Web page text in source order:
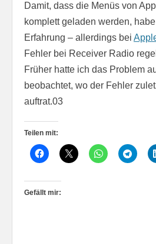
Damit, dass die Menüs von
komplett geladen werden,
Erfahrung – allerdings bei
Fehler bei Receiver Radio
Früher hatte ich das Problem
beobachtet, wo der Fehler
auftrat.03
Teilen mit:
Gefällt mir: